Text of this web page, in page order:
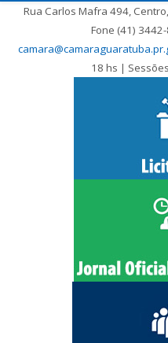
Rua Carlos Mafra 494,
Fone (41)
18 hs |